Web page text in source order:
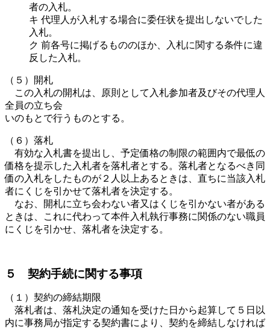
者の入札。
キ 代理人が入札する場合に委任状を提出しないでした
入札。
ク 前各号に掲げるもののほか、入札に関する条件に違
反した入札。
（５）開札
この入札の開札は、原則として入札参加者及びその代理人
全員の立ち会
いのもとで行うものとする。
（６）落札
有効な入札書を提出し、予定価格の制限の範囲内で最低の
価格を提示した入札者を落札者とする。落札者となるべき同
価の入札をしたものが２人以上あるときは、直ちに当該入札
者にくじを引かせて落札者を決定する。
なお、開札に立ち会わない者又はくじを引かない者がある
ときは、これに代わって本件入札執行事務に関係のない職員
にくじを引かせ、落札者を決定する。
５ 契約手続に関する事項
（１）契約の締結期限
落札者は、落札決定の通知を受けた日から起算して５日以
内に事務局が指定する契約書により、契約を締結しなければ